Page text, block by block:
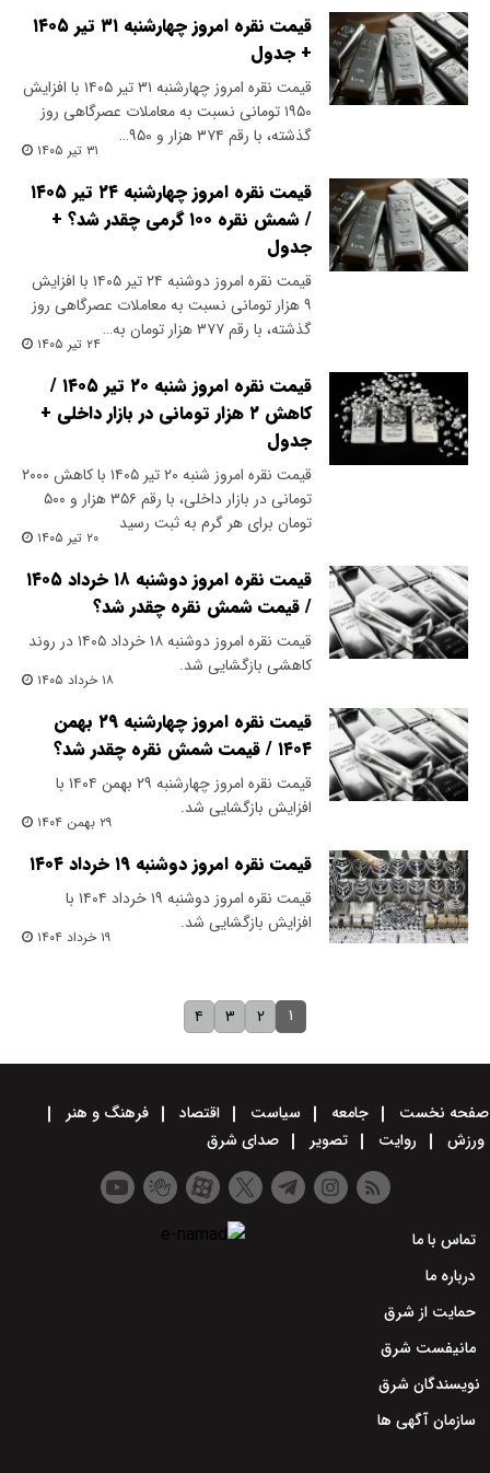
قیمت نقره امروز چهارشنبه ۳۱ تیر ۱۴۰۵
+ جدول
قیمت نقره امروز چهارشنبه ۳۱ تیر ۱۴۰۵ با افزایش
۱۹۵۰ تومانی نسبت به معاملات عصرگاهی روز
گذشته، با رقم ۳۷۴ هزار و ۹۵۰…
۳۱ تیر ۱۴۰۵
قیمت نقره امروز چهارشنبه ۲۴ تیر ۱۴۰۵
/ شمش نقره ۱۰۰ گرمی چقدر شد؟ +
جدول
قیمت نقره امروز دوشنبه ۲۴ تیر ۱۴۰۵ با افزایش
۹ هزار تومانی نسبت به معاملات عصرگاهی روز
گذشته، با رقم ۳۷۷ هزار تومان به…
۲۴ تیر ۱۴۰۵
قیمت نقره امروز شنبه ۲۰ تیر ۱۴۰۵ /
کاهش ۲ هزار تومانی در بازار داخلی +
جدول
قیمت نقره امروز شنبه ۲۰ تیر ۱۴۰۵ با کاهش ۲۰۰۰
تومانی در بازار داخلی، با رقم ۳۵۶ هزار و ۵۰۰
تومان برای هر گرم به ثبت رسید
۲۰ تیر ۱۴۰۵
قیمت نقره امروز دوشنبه ۱۸ خرداد ۱۴۰۵
/ قیمت شمش نقره چقدر شد؟
قیمت نقره امروز دوشنبه ۱۸ خرداد ۱۴۰۵ در روند
کاهشی بازگشایی شد.
۱۸ خرداد ۱۴۰۵
قیمت نقره امروز چهارشنبه ۲۹ بهمن
۱۴۰۴ / قیمت شمش نقره چقدر شد؟
قیمت نقره امروز چهارشنبه ۲۹ بهمن ۱۴۰۴ با
افزایش بازگشایی شد.
۲۹ بهمن ۱۴۰۴
قیمت نقره امروز دوشنبه ۱۹ خرداد ۱۴۰۴
قیمت نقره امروز دوشنبه ۱۹ خرداد ۱۴۰۴ با
افزایش بازگشایی شد.
۱۹ خرداد ۱۴۰۴
۱ ۲ ۳ ۴
صفحه نخست جامعه سیاست اقتصاد
فرهنگ و هنر
ورزش
روایت تصویر صدای شرق
تماس با ما
درباره ما
حمایت از شرق
مانیفست شرق
نویسندگان شرق
سازمان آگهی ها